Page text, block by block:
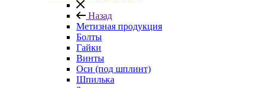
Назад
Метизная продукция
Болты
Гайки
Винты
Оси (под шплинт)
Шпилька